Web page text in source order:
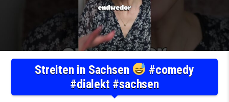
Streiten in Sachsen
#comedy
#dialekt #sachsen